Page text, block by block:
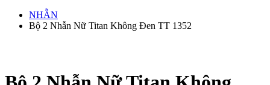
NHẪN
Bộ 2 Nhẫn Nữ Titan Không Đen TT 1352